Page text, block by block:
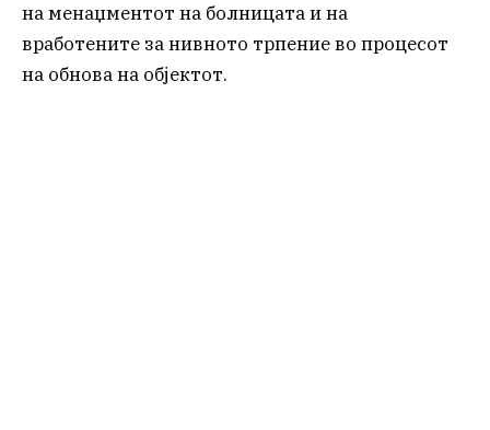
на менаџментот на болницата и на
вработените за нивното трпение во процесот
на обнова на објектот.